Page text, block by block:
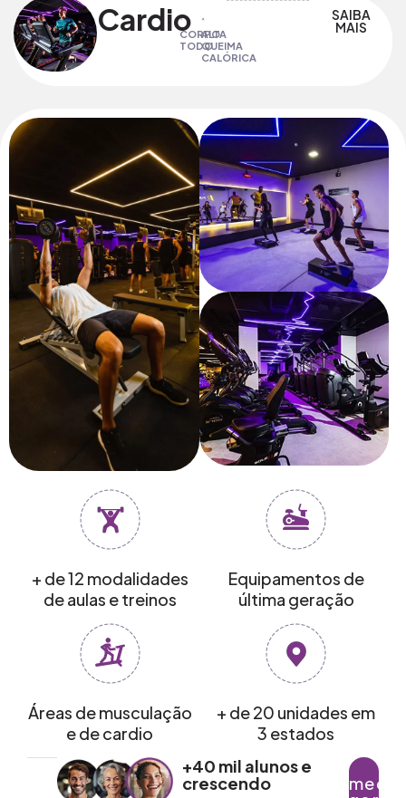
CardioCORPO
TODO
ALTA
QUEIMA
CALÓRICA
SAIBA
MAIS
+ de 12 modalidades
de aulas e treinos
Equipamentos de
última geração
Áreas de musculação
e de cardio
+ de 20 unidades em
3 estados
Começar
+40 mil alunos e
crescendo